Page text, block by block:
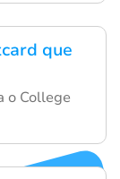
que
o College